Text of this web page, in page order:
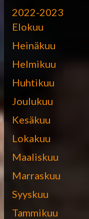
2022-2023
Elokuu
Heinäkuu
Helmikuu
Huhtikuu
Joulukuu
Kesäkuu
Lokakuu
Maaliskuu
Marraskuu
Syyskuu
Tammikuu